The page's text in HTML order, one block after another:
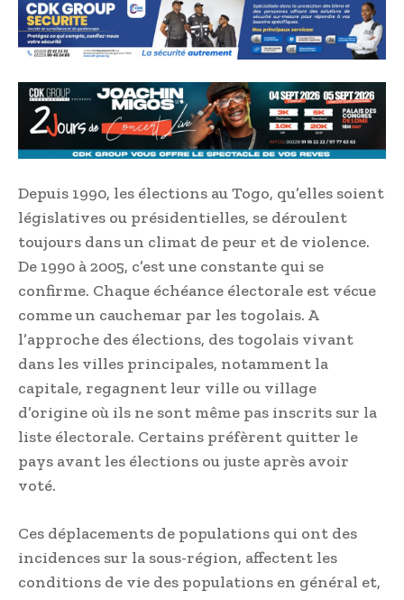
Depuis 1990, les élections au Togo, qu’elles soient
législatives ou présidentielles, se déroulent
toujours dans un climat de peur et de violence.
De 1990 à 2005, c’est une constante qui se
confirme. Chaque échéance électorale est vécue
comme un cauchemar par les togolais. A
l’approche des élections, des togolais vivant
dans les villes principales, notamment la
capitale, regagnent leur ville ou village
d’origine où ils ne sont même pas inscrits sur la
liste électorale. Certains préfèrent quitter le
pays avant les élections ou juste après avoir
voté.
Ces déplacements de populations qui ont des
incidences sur la sous-région, affectent les
conditions de vie des populations en général et,